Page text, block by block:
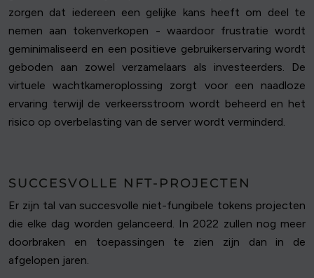
zorgen dat iedereen een gelijke kans heeft om deel te
nemen aan tokenverkopen - waardoor frustratie wordt
geminimaliseerd en een positieve gebruikerservaring wordt
geboden aan zowel verzamelaars als investeerders. De
virtuele wachtkameroplossing zorgt voor een naadloze
ervaring terwijl de verkeersstroom wordt beheerd en het
risico op overbelasting van de server wordt verminderd.
SUCCESVOLLE NFT-PROJECTEN
Er zijn tal van succesvolle niet-fungibele tokens projecten
die elke dag worden gelanceerd. In 2022 zullen nog meer
doorbraken en toepassingen te zien zijn dan in de
afgelopen jaren.